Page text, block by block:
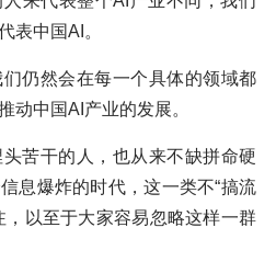
表中国AI。
仍然会在每一个具体的领域都
动中国AI产业的发展。
苦干的人，也从来不缺拼命硬
息爆炸的时代，这一类不“搞流
，以至于大家容易忽略这样一群